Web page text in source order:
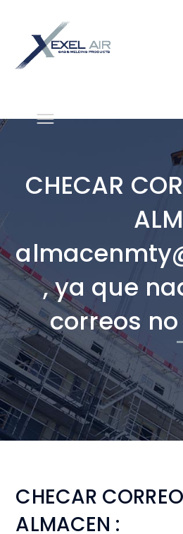
CHECAR
, ya que
correos
CHECAR
ALMACEN :